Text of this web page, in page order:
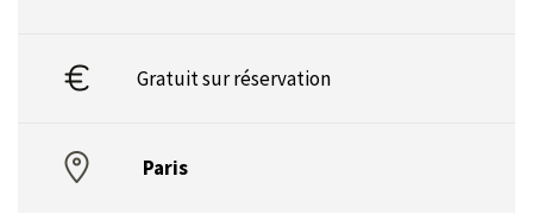
Gratuit sur réservation
Paris